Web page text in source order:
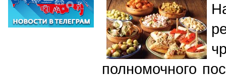
полномочного